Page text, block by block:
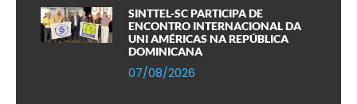
SINTTEL-SC PARTICIPA DE
ENCONTRO INTERNACIONAL DA
UNI AMÉRICAS NA REPÚBLICA
DOMINICANA
07/08/2026